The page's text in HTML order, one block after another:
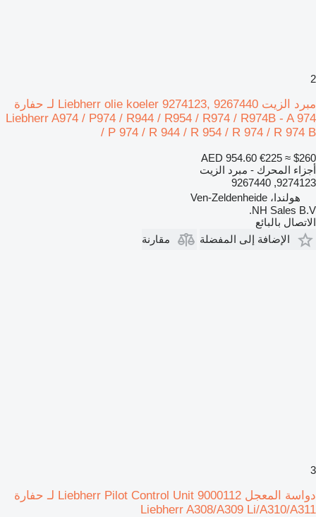
2
مبرد الزيت Liebherr olie koeler 9274123, 9267440 لـ حفارة
Liebherr A974 / P974 / R944 / R954 / R974 / R974B - A 974
/ P 974 / R 944 / R 954 / R 974 / R 974 B
AED 954.60 €225 ≈ $260
أجزاء المحرك - مبرد الزيت
9274123, 9267440
هولندا، Ven-Zeldenheide
NH Sales B.V.
الاتصال بالبائع
الإضافة إلى المفضلة
مقارنة
3
دواسة المعجل Liebherr Pilot Control Unit 9000112 لـ حفارة
Liebherr A308/A309 Li/A310/A311